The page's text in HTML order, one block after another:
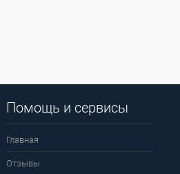
Помощь и сервисы
Главная
Отзывы